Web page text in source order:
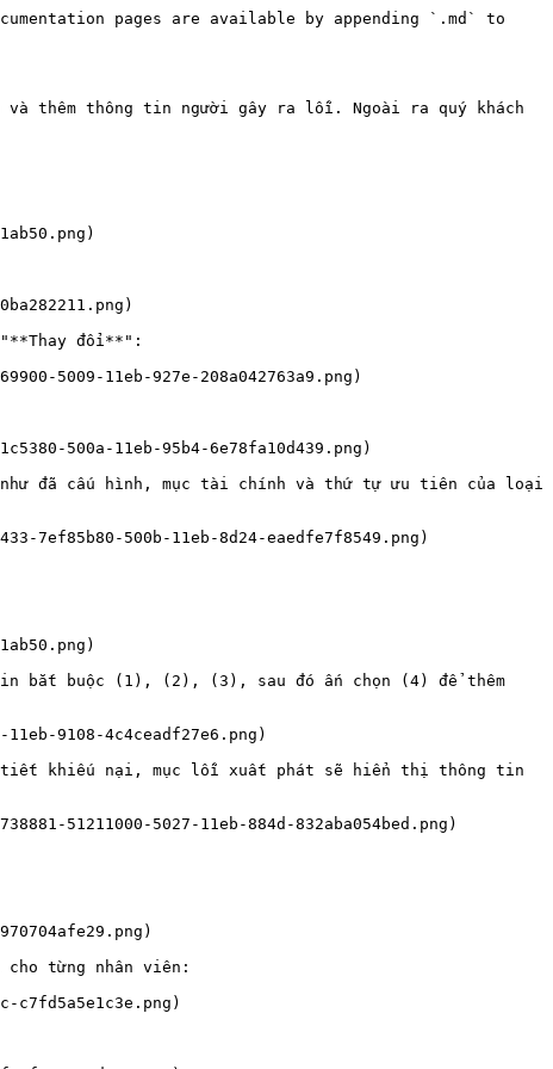
pages are available by appending `.md` to
và thêm thông tin người gây ra lỗi. Ngoài ra quý khách
đổi**":
5009-11eb-927e-208a042763a9.png)
500a-11eb-95b4-6e78fa10d439.png)
đã cấu hình, mục tài chính và thứ tự ưu tiên của loại
500b-11eb-8d24-eaedfe7f8549.png)
bắt buộc (1), (2), (3), sau đó ấn chọn (4) để thêm
9108-4c4ceadf27e6.png)
tiết khiếu nại, mục lỗi xuất phát sẽ hiển thị thông tin
51211000-5027-11eb-884d-832aba054bed.png)
từng nhân viên: